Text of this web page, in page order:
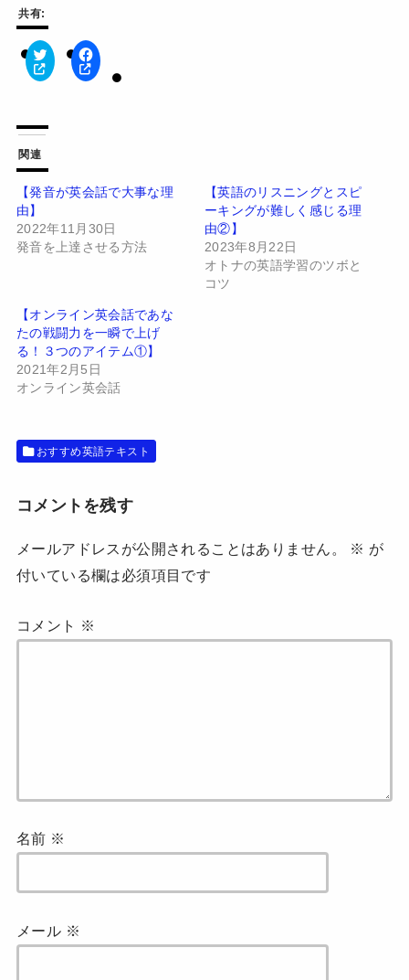
共有:
ク
リ
て
T
w
i
t
t
e
r
で
共
有
(
ウ
ィ
ン
ド
ウ
で
開
き
F
a
有
す
に
は
ク
リ
て
く
だ
さ
い
(
新
し
ン
ド
ウ
き
ま
関連
【発音が英会話で大事な理
由】
2022年11月30日
発音を上達させる方法
【英語のリスニングとスピ
ーキングが難しく感じる理
由②】
2023年8月22日
オトナの英語学習のツボと
コツ
【オンライン英会話であな
たの戦闘力を一瞬で上げ
る！３つのアイテム①】
2021年2月5日
オンライン英会話
おすすめ英語テキスト
コメントを残す
メールアドレスが公開されることはありません。 ※ が
付いている欄は必須項目です
コメント ※
名前 ※
メール ※